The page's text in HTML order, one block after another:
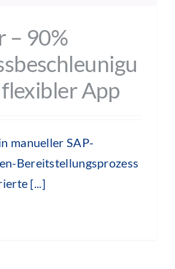
– 90%
App
manueller SAP-
Bereitstellungsprozess
[...]